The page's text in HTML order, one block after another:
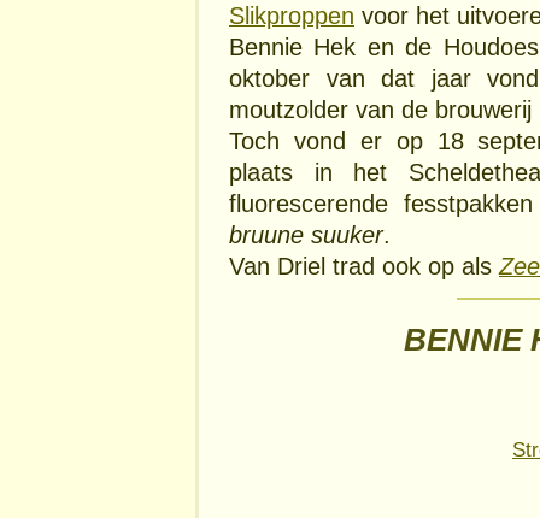
Slikproppen voor het
Bennie Hek en de
oktober van dat jaar
moutzolder van de
Toch vond er op 18
plaats in het
fluorescerende
bruune suuker.
Van Driel trad ook op als
BENNIE